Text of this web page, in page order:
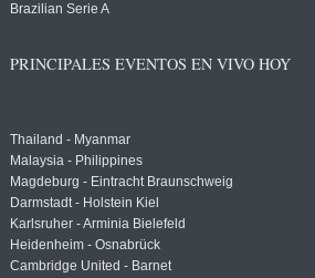
Brazilian Serie A
PRINCIPALES EVENTOS EN VIVO HOY
Thailand - Myanmar
Malaysia - Philippines
Magdeburg - Eintracht Braunschweig
Darmstadt - Holstein Kiel
Karlsruher - Arminia Bielefeld
Heidenheim - Osnabrück
Cambridge United - Barnet